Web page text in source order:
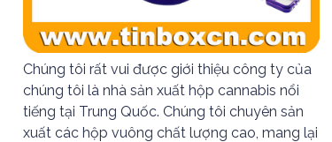
Chúng tôi rất vui được giới thiệu công ty của
chúng tôi là nhà sản xuất hộp cannabis nổi
tiếng tại Trung Quốc. Chúng tôi chuyên sản
xuất các hộp vuông chất lượng cao, mang lại